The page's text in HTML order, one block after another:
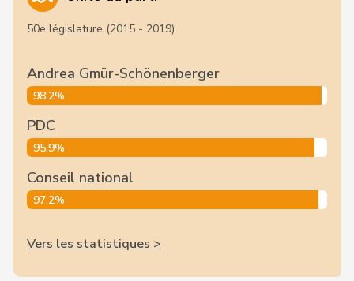
50e législature (2015 - 2019)
Andrea Gmür-Schönenberger
98,2%
PDC
95,9%
Conseil national
97,2%
Vers les statistiques >